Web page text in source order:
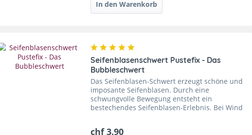
Seifenblasenschwert Pustefix - Das
Bubbleschwert
Das Seifenblasen-Schwert erzeugt schöne und
imposante Seifenblasen. Durch eine
schwungvolle Bewegung entsteht ein
bestechendes Seifenblasen-Erlebnis. Bei Wind
chf 3.90